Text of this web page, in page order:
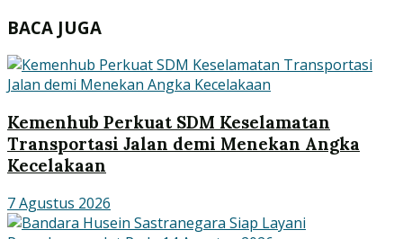
BACA JUGA
Kemenhub Perkuat SDM Keselamatan
Transportasi Jalan demi Menekan Angka
Kecelakaan
7 Agustus 2026